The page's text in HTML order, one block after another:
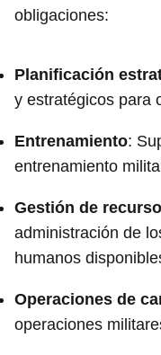
obligaciones:
Planificación
y estratégicos para
Entrenamiento:
entrenamiento
Gestión de
administración de
humanos
Operaciones de
operaciones